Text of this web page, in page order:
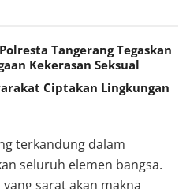
Tangerang Tegaskan
Kekerasan Seksual
Ciptakan Lingkungan
terkandung dalam
seluruh elemen bangsa.
sarat akan makna